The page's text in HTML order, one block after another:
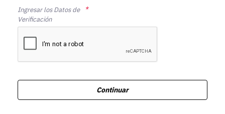
Ingresar los Datos de
Verificación
Continuar